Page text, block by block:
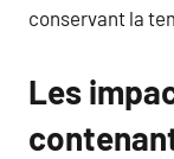
conservant la
Les